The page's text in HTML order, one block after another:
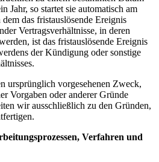
Jahr, so startet sie automatisch am
das fristauslösende Ereignis
Vertragsverhältnisse, in deren
ist das fristauslösende Ereignis
der Kündigung oder sonstige
ursprünglich vorgesehenen Zweck,
Vorgaben oder anderer Gründe
wir ausschließlich zu den Gründen,
Verfahren und